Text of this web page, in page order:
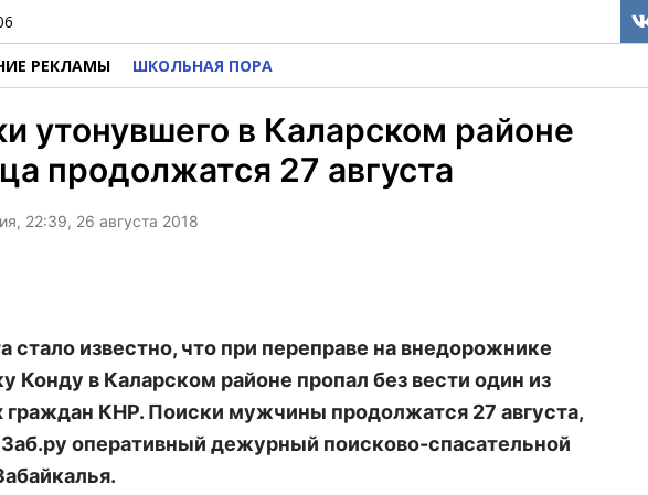
РЕКЛАМЫ ШКОЛЬНАЯ ПОРА
утонувшего в Каларском районе
продолжатся 27 августа
22:39, 26 августа 2018
стало известно, что при переправе на внедорожнике
Конду в Каларском районе пропал без вести один из
граждан КНР. Поиски мужчины продолжатся 27 августа,
оперативный дежурный поисково-спасательной